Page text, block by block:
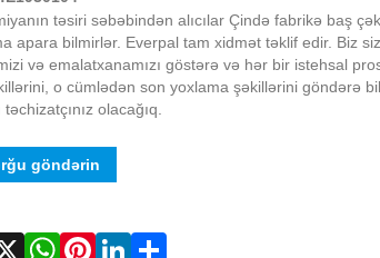
təsiri səbəbindən alıcılar Çində fabrikə baş
apara bilmirlər. Everpal tam xidmət təklif edir. Biz
və emalatxanamızı göstərə və hər bir istehsal
o cümlədən son yoxlama şəkillərini göndərə
təchizatçınız olacağıq.
göndərin